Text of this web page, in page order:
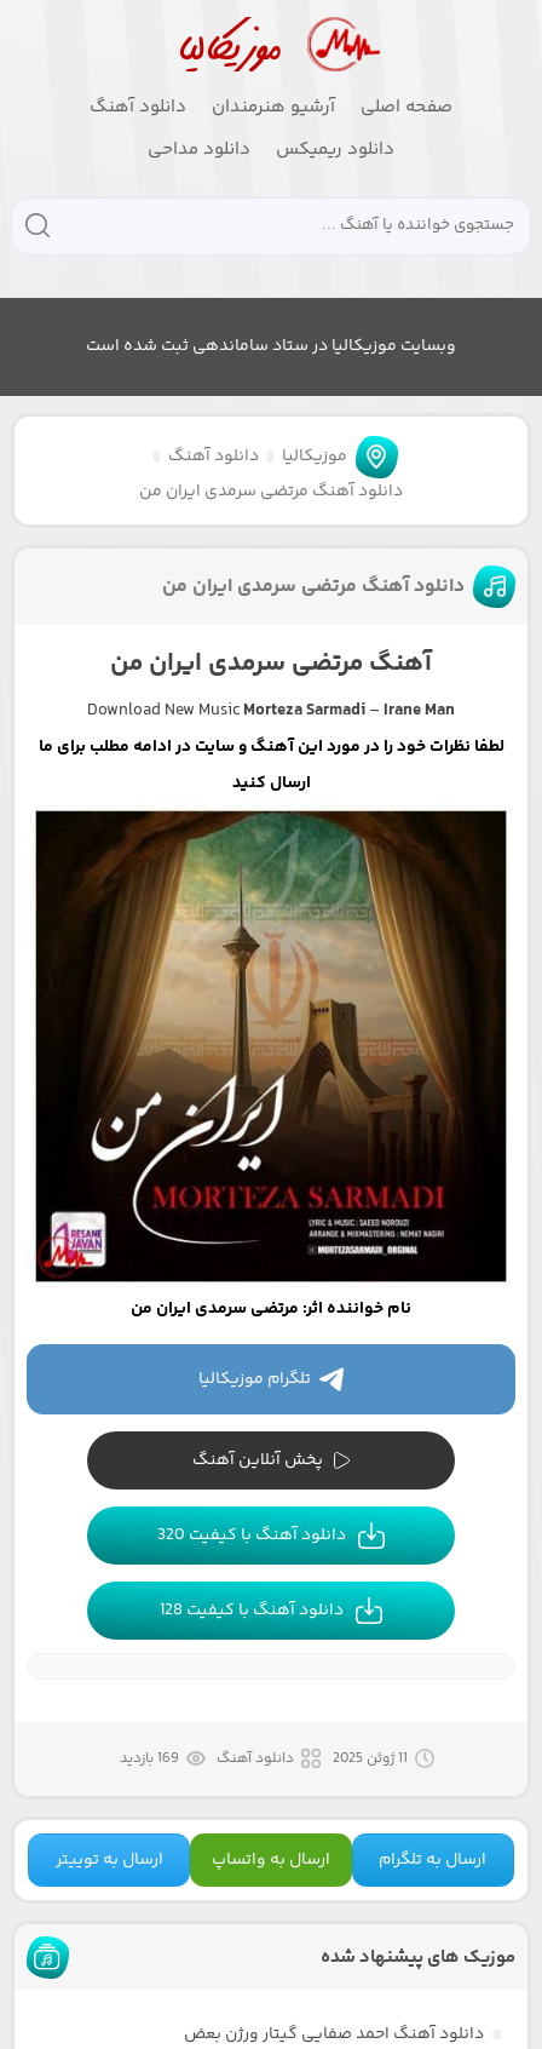
صفحه اصلی آرشیو هنرمندان
دانلود آهنگ
دانلود ریمیکس
دانلود مداحی
وبسایت موزیکالیا در ستاد ساماندهی ثبت شده است
موزیکالیا
دانلود آهنگ
دانلود آهنگ مرتضی سرمدی ایران من
دانلود آهنگ مرتضی سرمدی ایران من
آهنگ مرتضی سرمدی ایران من
Download New MusicMorteza Sarmadi– Irane Man
لطفا نظرات خود را در مورد این آهنگ و سایت در ادامه مطلب برای ما
ارسال کنید
نام خواننده اثر: مرتضی سرمدی ایران من
تلگرام موزیکالیا
پخش آنلاین آهنگ
دانلود آهنگ با کیفیت 320
دانلود آهنگ با کیفیت 128
11 ژوئن 2025 دانلود آهنگ 169 بازدید
ارسال به تلگرام ارسال به واتساپ ارسال به توییتر
موزیک های پیشنهاد شده
دانلود آهنگ احمد صفایی گیتار ورژن بعض